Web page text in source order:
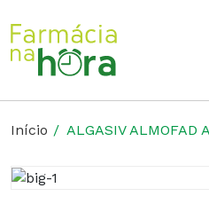
Início ALGASIV ALMOFAD